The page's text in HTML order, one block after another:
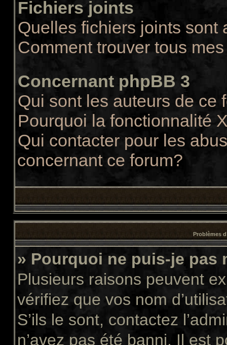
Fichiers joints
Quelles fichiers joints sont
Comment trouver tous
Concernant phpBB 3
Qui sont les auteurs de ce
Pourquoi la fonctionnalité
Qui contacter pour les
concernant ce forum?
Problèmes
» Pourquoi ne puis-je pas
Plusieurs raisons peuvent
vérifiez que vos nom
S’ils le sont, contactez
n’avez pas été banni. Il est